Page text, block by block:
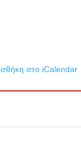
στο iCalendar